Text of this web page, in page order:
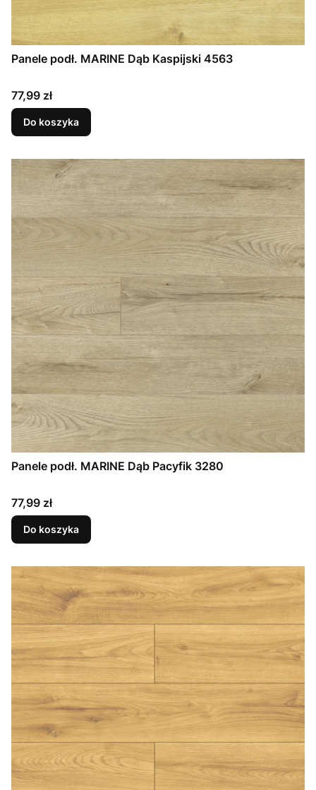
Panele podł. MARINE Dąb Kaspijski 4563
Cena
77,99 zł
Do koszyka
Panele podł. MARINE Dąb Pacyfik 3280
Cena
77,99 zł
Do koszyka